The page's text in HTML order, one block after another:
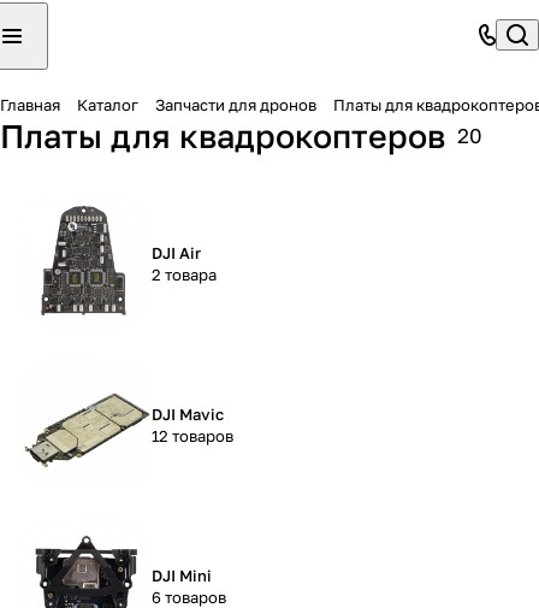
Главная Каталог Запчасти для дронов Платы для
Платы для квадрокоптеров 20
DJI Air
2 товара
DJI Mavic
12 товаров
DJI Mini
6 товаров